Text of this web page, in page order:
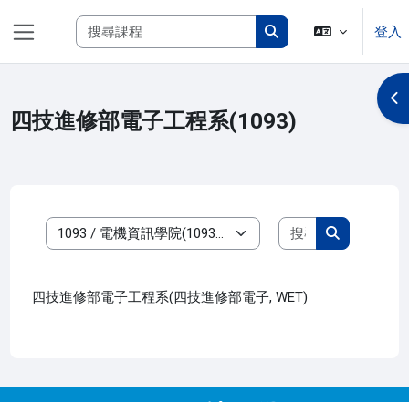
搜尋課程
搜尋課程
登入
四技進修部電子工程系(1093)
開
課程類別
搜尋課程
搜尋課程
四技進修部電子工程系(四技進修部電子, WET)